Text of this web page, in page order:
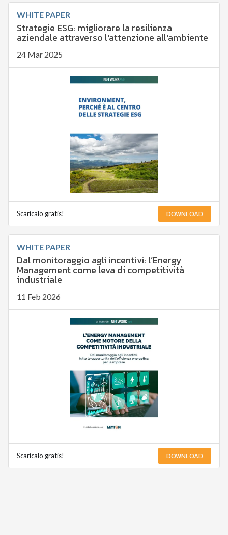
WHITE PAPER
Strategie ESG: migliorare la resilienza
aziendale attraverso l'attenzione all'ambiente
24 Mar 2025
Scaricalo gratis! DOWNLOAD
WHITE PAPER
Dal monitoraggio agli incentivi: l’Energy
Management come leva di competitività
industriale
11 Feb 2026
Scaricalo gratis! DOWNLOAD